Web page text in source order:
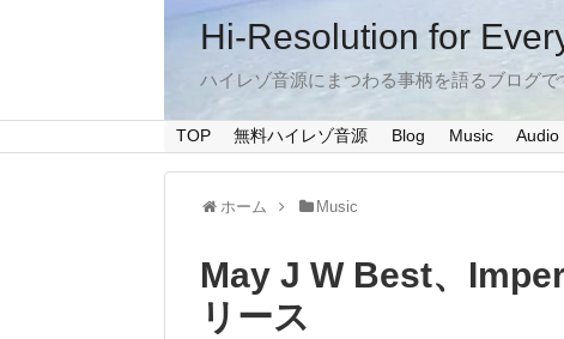
Hi-Resolution for
ハイレゾ音源にまつわる事柄を語るブログで
TOP 無料ハイレゾ音源 Blog Music Audio
ホーム Music
May J W Best、
リース